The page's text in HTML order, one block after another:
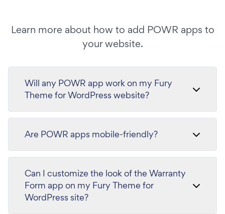
Learn more about how to add POWR apps to
your website.
Will any POWR app work on my Fury
Theme for WordPress website?
Are POWR apps mobile-friendly?
Can I customize the look of the Warranty
Form app on my Fury Theme for
WordPress site?